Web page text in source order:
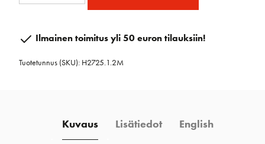
korkea
1,2m
Ilmainen toimitus yli 50 euron tilauksiin!
Tuotetunnus (SKU): H2725.1.2M
Kuvaus Lisätiedot English